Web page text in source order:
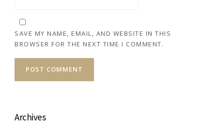
SAVE MY NAME, EMAIL, AND WEBSITE IN THIS
BROWSER FOR THE NEXT TIME I COMMENT.
Archives